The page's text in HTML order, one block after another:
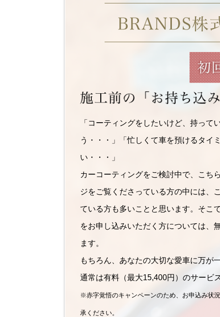
「コーティングをしたいけど、持って
う・・・」「忙しくて車を預けるタイ
い・・・」
カーコーティングをご検討中で、こち
ジをご覧くださっている方の中には、
ている方も多いことと思います。そこ
をお申し込みいただく方については、
ます。
もちろん、あなたの大切な愛車に万が
通常は有料（最大15,400円）のサービ
※赤字覚悟のキャンペーンのため、お申込み状
承ください。